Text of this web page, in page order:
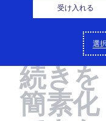
します。
不正防止およびリス
不正詐欺による損
と成長をサポート
Cybersourceのソリ
ーにご利用いただい
技術パートナー
デベロッパー
Cybersourceによ
まがグローバルに
を構築するための
詳細
APIの参考情報
わせるか、販売担
詳細
サポートセンター
Cybersourceに
Cybersourceは、オ
済の簡素化と自動
います。
ログイン お
客様の
決済手
続きを
簡素化
受け入れる
選